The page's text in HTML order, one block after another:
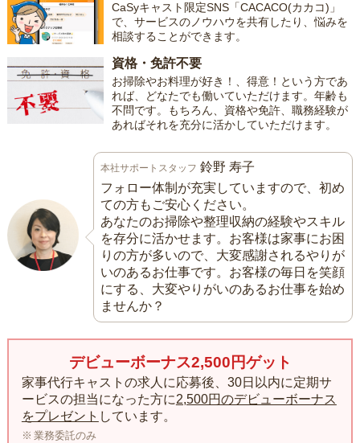
CaSyキャスト限定SNS「CACACO(カカコ)」
で、サービスのノウハウを共有したり、悩みを
相談することができます。
資格・免許不要
お掃除やお料理が好き！、得意！という方であ
れば、どなたでも働いていただけます。年齢も
不問です。もちろん、資格や免許、職務経験が
あればそれを充分に活かしていただけます。
本社サポートスタッフ 鈴野 寿子
フォロー体制が充実していますので、初め
ての方もご安心ください。
あなたのお掃除や整理収納の経験やスキル
を存分に活かせます。お客様は家事にお困
りの方が多いので、大変感謝されるやりが
いのあるお仕事です。お客様の毎日を笑顔
にする、大変やりがいのあるお仕事を始め
ませんか？
デビューボーナス2,500円ゲット
家事代行キャストの求人に応募後、30日以内に定期サ
ービスの担当になった方に2,500円のデビューボーナス
をプレゼント しています。
業務委託のみ